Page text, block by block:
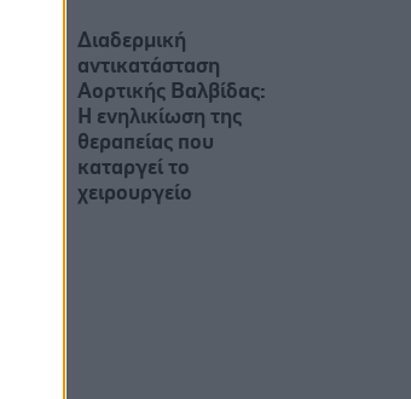
Διαδερμική
αντικατάσταση
Αορτικής Βαλβίδας:
H ενηλικίωση της
θεραπείας που
καταργεί το
χειρουργείο